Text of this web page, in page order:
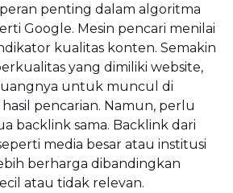
penting dalam algoritma
Google. Mesin pencari menilai
kualitas konten. Semakin
yang dimiliki website,
untuk muncul di
pencarian. Namun, perlu
backlink sama. Backlink dari
media besar atau institusi
berharga dibandingkan
atau tidak relevan.